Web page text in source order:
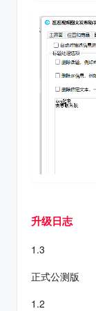
升级日志
1.3
正式公测版
1.2